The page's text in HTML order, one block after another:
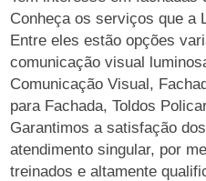
Conheça os serviços que a
Entre eles estão opções
comunicação visual
Comunicação Visual,
para Fachada, Toldos
Garantimos a satisfação
atendimento singular, por
treinados e altamente